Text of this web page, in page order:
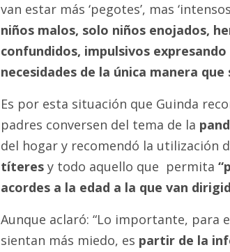
van estar más ‘pegotes’, mas
niños malos, solo niños enojados,
confundidos, impulsivos
necesidades de la única manera que
Es por esta situación que Guinda
padres conversen del tema de la
del hogar y recomendó la utilización
títeresy todo aquello que permita
acordes a la edad a la que van
Aunque aclaró: “Lo importante, para
sientan más miedo, es partir de la